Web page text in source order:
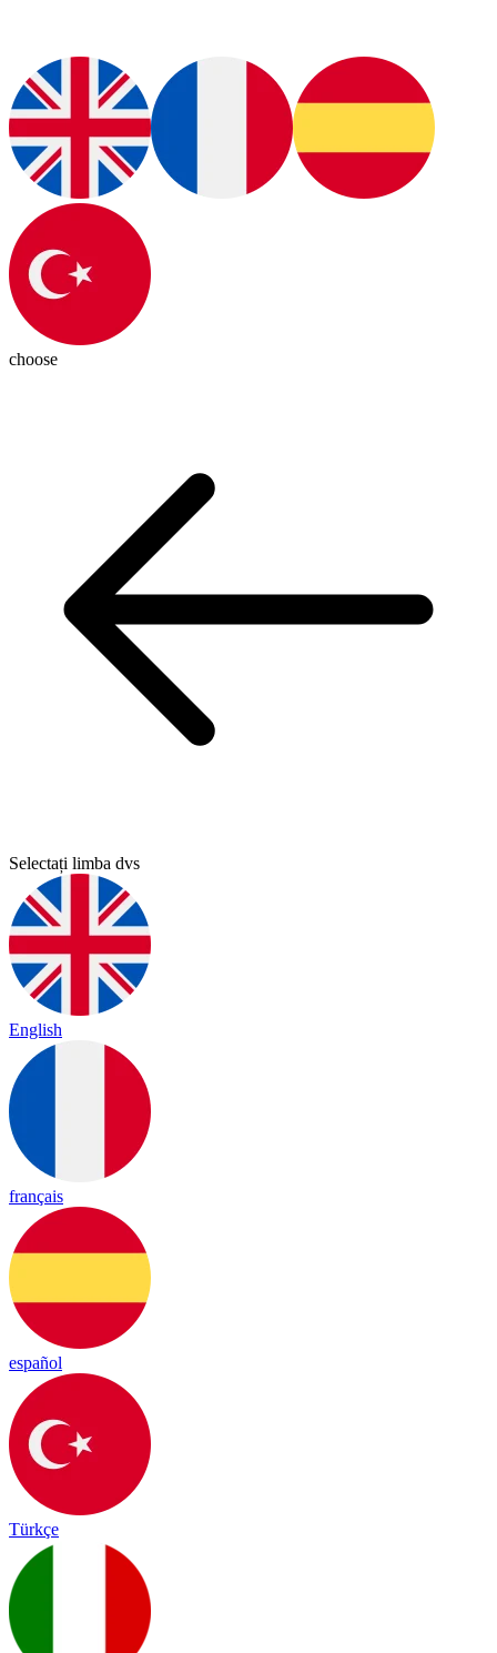
choose
Selectați limba dvs
English
français
español
Türkçe